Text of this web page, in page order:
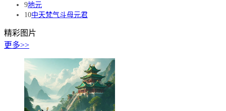
9地元
10中天梵气斗母元君
精彩图片
更多>>